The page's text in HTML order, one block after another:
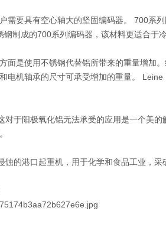
需要具有空心轴大的坚固编码器。 700系
制成的700系列编码器，该材料更适合于
面是使用不锈钢代替铝所带来的重量增加
电机轴承的尺寸可承受增加的重量。
对于阳极氧化铝无法承受的应用是一个美的
的港口起重机，用于化学和食品工业，采